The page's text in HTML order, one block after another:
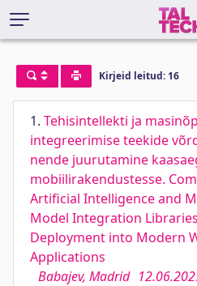
Kirjeid leitud: 16
1. Tehisintellekti ja
integreerimise teekide
nende juurutamine
mobiilirakendustesse.
Artificial Intelligence and
Model Integration
Deployment into Modern
Applications
Babajev, Madrid